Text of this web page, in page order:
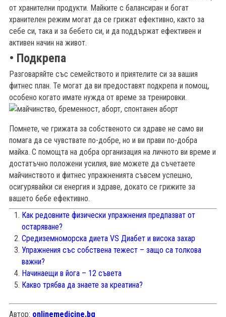
от хранителни продукти. Майките с балансиран и богат
хранителен режим могат да се грижат ефективно, както за
себе си, така и за бебето си, и да поддържат ефективен и
активен начин на живот.
• Подкрепа
Разговаряйте със семейството и приятелите си за вашия
фитнес план. Те могат да ви предоставят подкрепа и помощ,
особено когато имате нужда от време за тренировки.
Помнете, че грижата за собственото си здраве не само ви
помага да се чувствате по-добре, но и ви прави по-добра
майка. С помощта на добра организация на личното ви време и
достатъчно положени усилия, вие можете да съчетаете
майчинството и фитнес упражненията съвсем успешно,
осигурявайки си енергия и здраве, докато се грижите за
вашето бебе ефективно.
Как редовните физически упражнения предпазват от
остаряване?
Средиземноморска диета VS Диабет и висока захар
Упражнения със собствена тежест – защо са толкова
важни?
Начинаещи в йога – 12 съвета
Какво трябва да знаете за креатина?
Автор: onlinemedicine.bg